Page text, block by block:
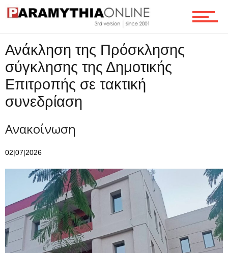
Τεχνολογία
Ροή
Επικοινωνία
Ανάκληση της Πρόσκλησης
σύγκλησης της Δημοτικής
Επιτροπής σε τακτική
συνεδρίαση
Ανακοίνωση
02|07|2026